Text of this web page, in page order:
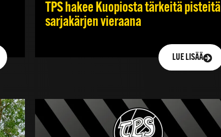
TPS hakee Kuopiosta tärkeitä pisteitä
sarjakärjen vieraana
LUE LISÄÄ